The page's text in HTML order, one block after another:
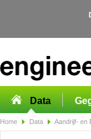
Data
Home Data Aandrijf- en